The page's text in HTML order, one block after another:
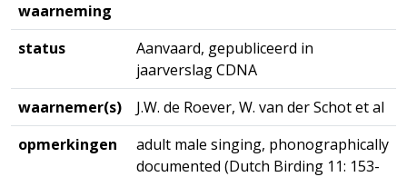
waarneming
status
Aanvaard, gepubliceerd in
jaarverslag CDNA
waarnemer(s)
J.W. de Roever, W. van der Schot et al
opmerkingen
adult male singing, phonographically
documented (Dutch Birding 11: 153-